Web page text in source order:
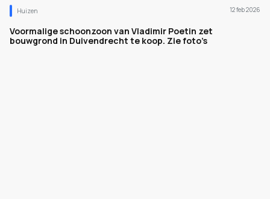
Huizen 12 feb 2026
Voormalige schoonzoon van Vladimir Poetin zet
bouwgrond in Duivendrecht te koop. Zie foto’s